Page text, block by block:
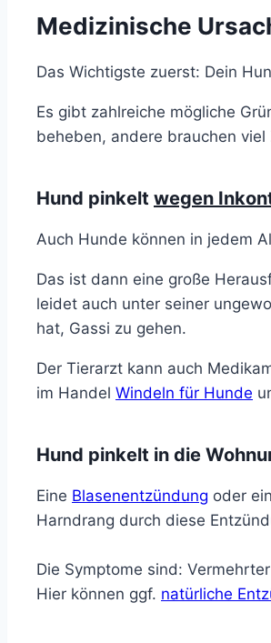
Medizinische
Das Wichtigste zuerst: Dein
Es gibt zahlreiche mögliche
beheben, andere brauchen
Hund pinkelt wegen
Auch Hunde können in jedem
Das ist dann eine große
leidet auch unter seiner
hat, Gassi zu gehen.
Der Tierarzt kann auch
im Handel Windeln für Hunde
Hund pinkelt in die
Eine Blasenentzündung oder
Harndrang durch diese
Die Symptome sind:
Hier können ggf. natürliche